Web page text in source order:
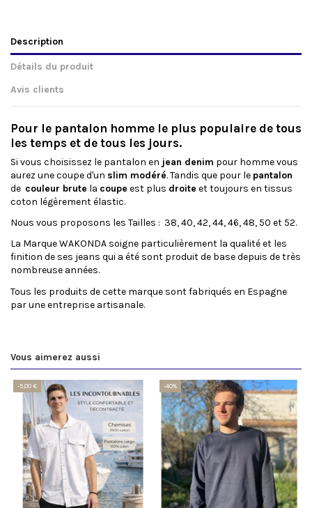
Description
Détails du produit
Avis clients
Pour le pantalon homme le plus populaire de tous
les temps et de tous les jours.
Si vous choisissez le pantalon en jean denim pour homme vous
aurez une coupe d'un slim modéré. Tandis que pour le pantalon
de couleur brute la coupe est plus droite et toujours en tissus
coton légèrement élastic.
Nous vous proposons les Tailles : 38, 40, 42, 44, 46, 48, 50 et 52.
La Marque WAKONDA soigne particulièrement la qualité et les
finition de ses jeans qui a été sont produit de base depuis de très
nombreuse années.
Tous les produits de cette marque sont fabriqués en Espagne
par une entreprise artisanale.
Vous aimerez aussi
-5,00 € -40%